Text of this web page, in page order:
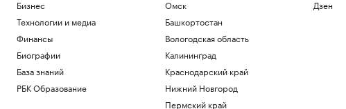
Бизнес
Технологии и медиа
Финансы
Биографии
База знаний
РБК Образование
Омск
Башкортостан
Вологодская область
Калининград
Краснодарский край
Нижний Новгород
Пермский край
Дзен